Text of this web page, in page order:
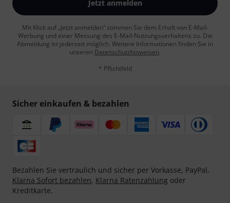
Jetzt anmelden
Mit Klick auf „Jetzt anmelden“ stimmen Sie dem Erhalt von E-Mail-
Werbung und einer Messung des E-Mail-Nutzungsverhaltens zu. Die
Abmeldung ist jederzeit möglich. Weitere Informationen finden Sie in
unseren Datenschutzhinweisen.
* Pflichtfeld
Sicher einkaufen & bezahlen
Bezahlen Sie vertraulich und sicher per Vorkasse, PayPal,
Klarna Sofort bezahlen, Klarna Ratenzahlung oder
Kreditkarte.